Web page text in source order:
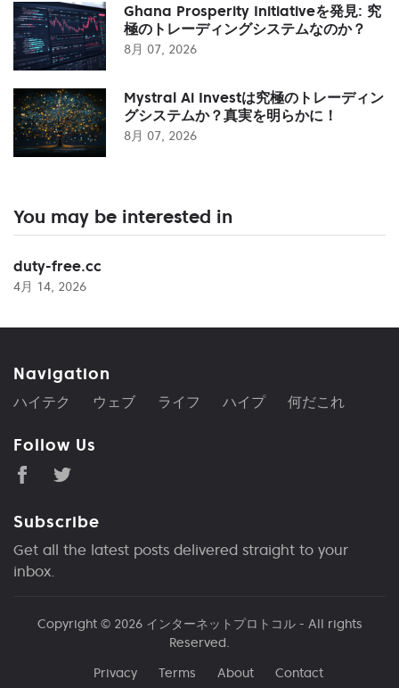
Ghana Prosperity Initiativeを発見: 究
極のトレーディングシステムなのか？
8月 07, 2026
Mystral Ai Investは究極のトレーディン
グシステムか？真実を明らかに！
8月 07, 2026
You may be interested in
duty-free.cc
4月 14, 2026
Navigation
ハイテク ウェブ ライフ ハイプ 何だこれ
Follow Us
Subscribe
Get all the latest posts delivered straight to your
inbox.
Copyright © 2026 インターネットプロトコル- All rights
Reserved.
Privacy
Terms About Contact